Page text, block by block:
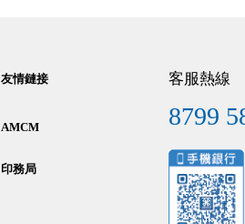
友情鏈接
AMCM
印務局
客服熱線
8799